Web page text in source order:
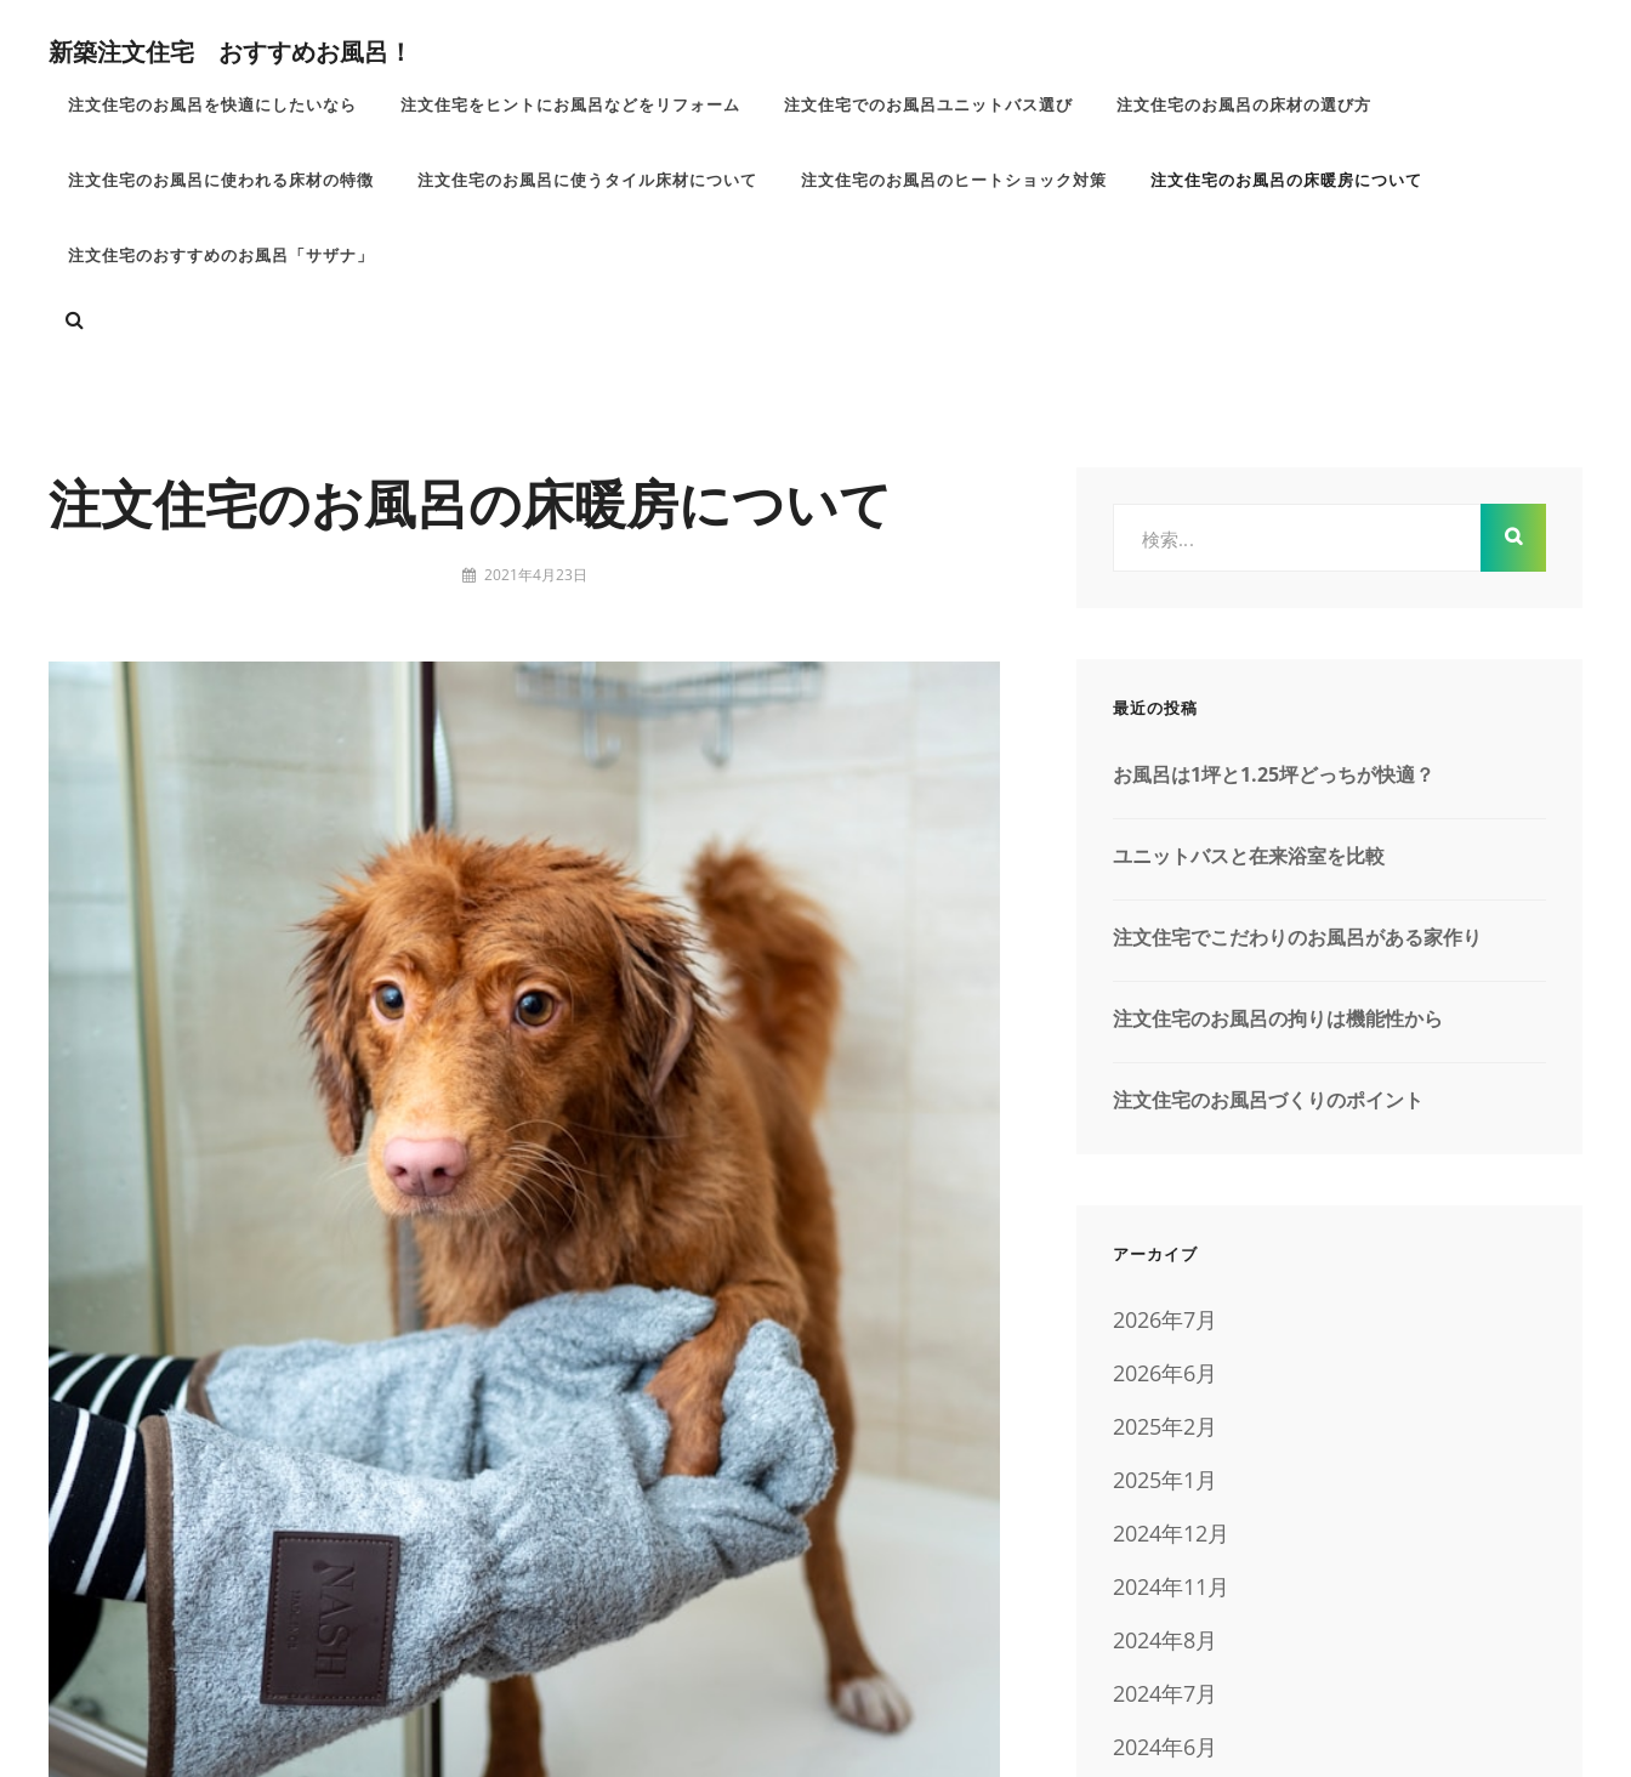
新築注文住宅 おすすめお風呂！
注文住宅のお風呂を快適にしたいなら 注文住宅をヒントにお風呂などをリフォーム 注文住宅でのお風呂ユニットバス選び 注文住宅のお風呂の床材の選び方
注文住宅のお風呂に使われる床材の特徴 注文住宅のお風呂に使うタイル床材について 注文住宅のお風呂のヒートショック対策 注文住宅のお風呂の床暖房について
注文住宅のおすすめのお風呂「サザナ」
注文住宅のお風呂の床暖房について
投 2021年4月23日
最近の投稿
お風呂は1坪と1.25坪どっちが快適？
ユニットバスと在来浴室を比較
注文住宅でこだわりのお風呂がある家作り
注文住宅のお風呂の拘りは機能性から
注文住宅のお風呂づくりのポイント
アーカイブ
2026年7月
2026年6月
2025年2月
2025年1月
2024年12月
2024年11月
2024年8月
2024年7月
2024年6月